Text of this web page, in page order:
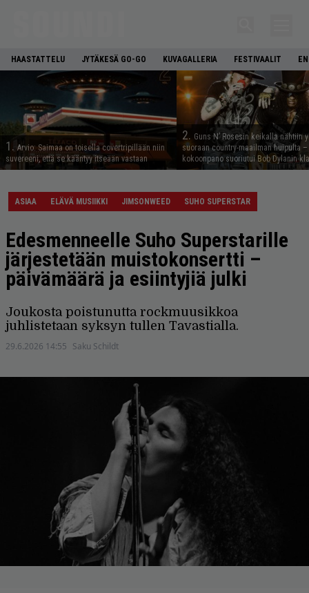
HAASTATTELU JYTÄKESÄ GO-GO KUVAGALLERIA FESTIVAALIT
1. Arvio: Saimaa on toisella covertripillään niin
suvereeni, että se kääntyy itseään vastaan
2. Guns N’ Rosesin keikalla nähtiin
suoraan country-maailman huipulta
kokoonpano suoriutui Bob Dylanin
ASIAA ELÄVÄ MUSIIKKI JIMSONWEED SUHO SUPERSTAR
Edesmenneelle Suho Superstarille
järjestetään muistokonsertti –
päivämäärä ja esiintyjiä julki
Joukosta poistunutta rockmuusikkoa
juhlistetaan syksyn tullen Tavastialla.
29.6.2026 14:55 Saku Schildt